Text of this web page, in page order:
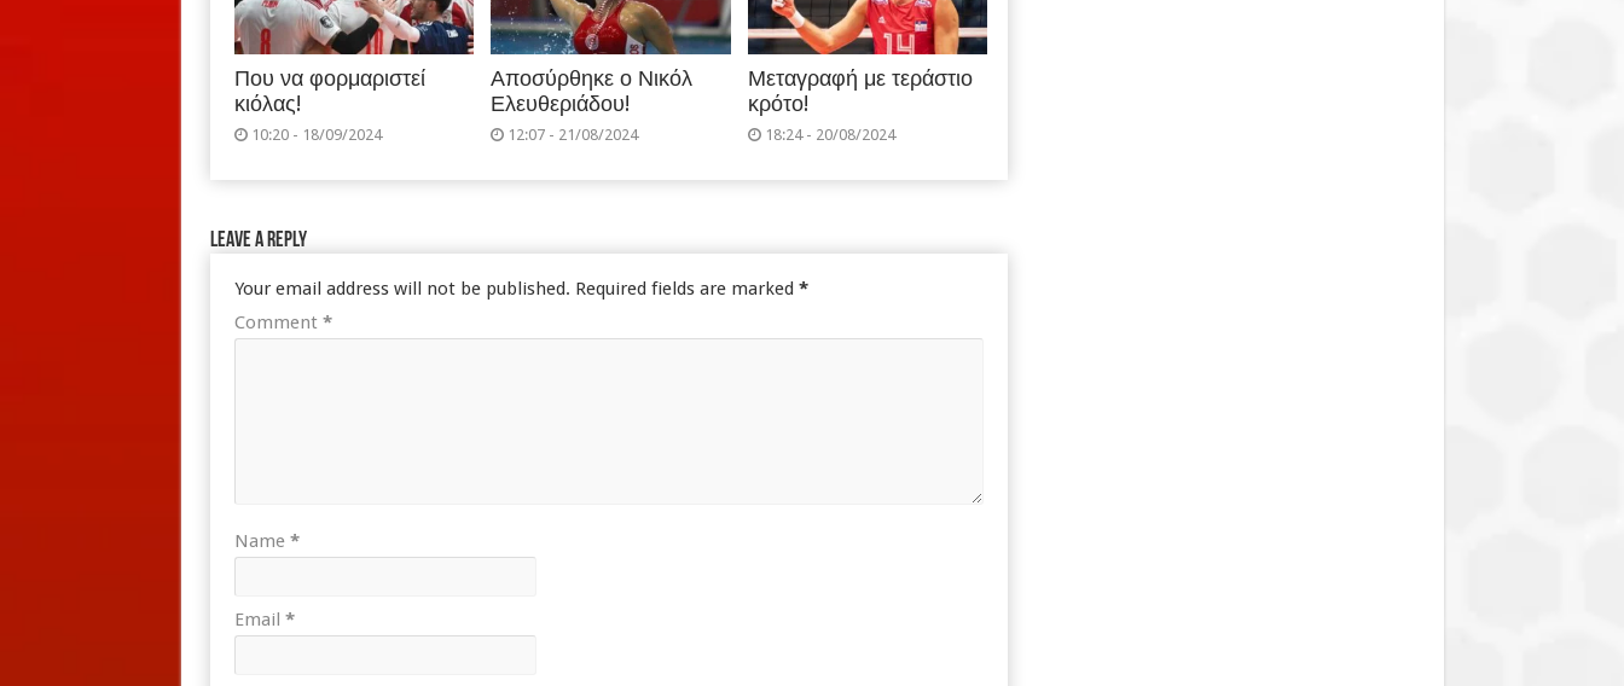
Που να φορμαριστεί
κιόλας!
10:20 - 18/09/2024
Αποσύρθηκε ο Νικόλ
Ελευθεριάδου!
12:07 - 21/08/2024
Μεταγραφή με τεράστιο
κρότο!
18:24 - 20/08/2024
Leave a Reply
Your email address will not be published. Required fields are marked *
Comment *
Name *
Email *